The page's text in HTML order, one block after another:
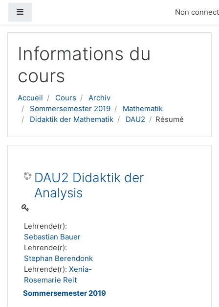
Non
Informations du
cours
Accueil Cours
Archiv
Sommersemester 2019
Mathematik
Didaktik der Mathematik
DAU2 Résumé
DAU2 Didaktik der
Analysis
Lehrende(r):
Sebastian Bauer
Lehrende(r):
Stephan Berendonk
Lehrende(r): Xenia-
Rosemarie Reit
Sommersemester 2019